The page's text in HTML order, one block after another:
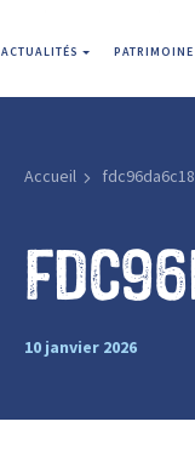
ACTUALITÉS PATRIMOINE
Accueil
10 janvier 2026